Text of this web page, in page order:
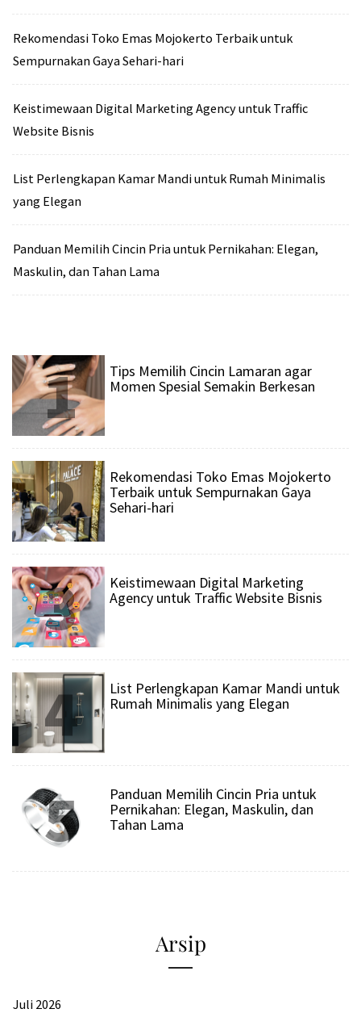
Rekomendasi Toko Emas Mojokerto Terbaik untuk
Sempurnakan Gaya Sehari-hari
Keistimewaan Digital Marketing Agency untuk Traffic
Website Bisnis
List Perlengkapan Kamar Mandi untuk Rumah Minimalis
yang Elegan
Panduan Memilih Cincin Pria untuk Pernikahan: Elegan,
Maskulin, dan Tahan Lama
1
Tips Memilih Cincin Lamaran agar
Momen Spesial Semakin Berkesan
2
Rekomendasi Toko Emas Mojokerto
Terbaik untuk Sempurnakan Gaya
Sehari-hari
3
Keistimewaan Digital Marketing
Agency untuk Traffic Website Bisnis
4
List Perlengkapan Kamar Mandi untuk
Rumah Minimalis yang Elegan
5
Panduan Memilih Cincin Pria untuk
Pernikahan: Elegan, Maskulin, dan
Tahan Lama
Arsip
Juli 2026